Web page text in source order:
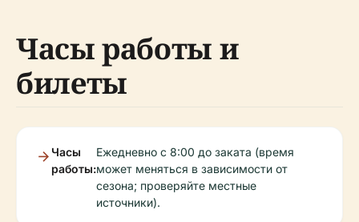
Часы работы и
билеты
Часы
работы:
Ежедневно с 8:00 до заката (время
может меняться в зависимости от
сезона; проверяйте местные
источники).